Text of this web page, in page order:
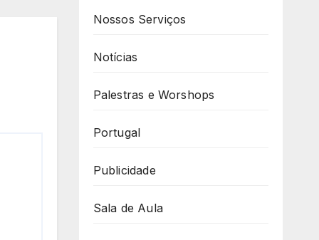
Nossos Serviços
Notícias
Palestras e Worshops
Portugal
Publicidade
Sala de Aula